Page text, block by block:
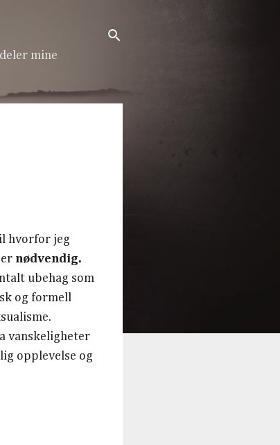
mine
hvorfor jeg
nødvendig.
ubehag som
og formell
vanskeligheter
opplevelse og